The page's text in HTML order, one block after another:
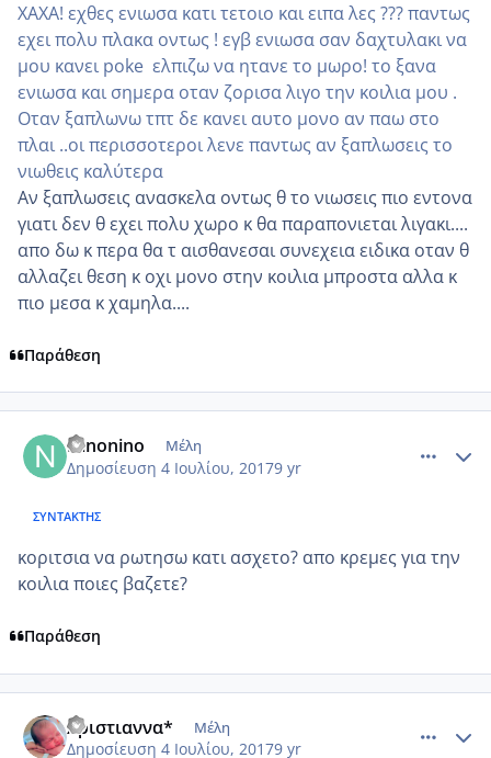
XAXA! εχθες ενιωσα κατι τετοιο και ειπα λες ??? παντως
εχει πολυ πλακα οντως ! εγβ ενιωσα σαν δαχτυλακι να
μου κανει poke ελπιζω να ητανε το μωρο! το ξανα
ενιωσα και σημερα οταν ζορισα λιγο την κοιλια μου .
Οταν ξαπλωνω τπτ δε κανει αυτο μονο αν παω στο
πλαι ..οι περισσοτεροι λενε παντως αν ξαπλωσεις το
νιωθεις καλύτερα
Αν ξαπλωσεις ανασκελα οντως θ το νιωσεις πιο εντονα
γιατι δεν θ εχει πολυ χωρο κ θα παραπονιεται λιγακι....
απο δω κ περα θα τ αισθανεσαι συνεχεια ειδικα οταν θ
αλλαζει θεση κ οχι μονο στην κοιλια μπροστα αλλα κ
πιο μεσα κ χαμηλα....
Παράθεση
Ninonino Μέλη
Δημοσίευση 4 Ιουλίου, 20179 yr
ΣΥΝΤΆΚΤΗΣ
κοριτσια να ρωτησω κατι ασχετο? απο κρεμες για την
κοιλια ποιες βαζετε?
Παράθεση
Χριστιαννα* Μέλη
Δημοσίευση 4 Ιουλίου, 20179 yr